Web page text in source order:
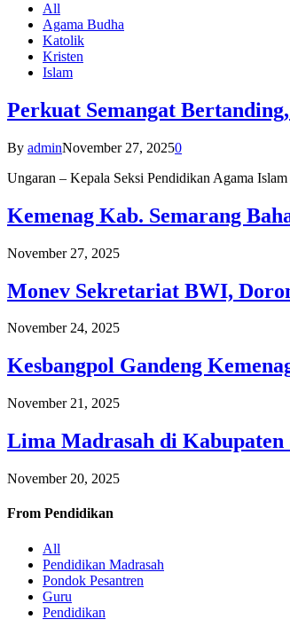
All
Agama Budha
Katolik
Kristen
Islam
Perkuat Semangat
By adminNovember 27, 20250
Ungaran – Kepala Seksi Pendidikan Agama
Kemenag Kab. Semarang
November 27, 2025
Monev Sekretariat BWI,
November 24, 2025
Kesbangpol Gandeng
November 21, 2025
Lima Madrasah di Kabupaten
November 20, 2025
From Pendidikan
All
Pendidikan Madrasah
Pondok Pesantren
Guru
Pendidikan